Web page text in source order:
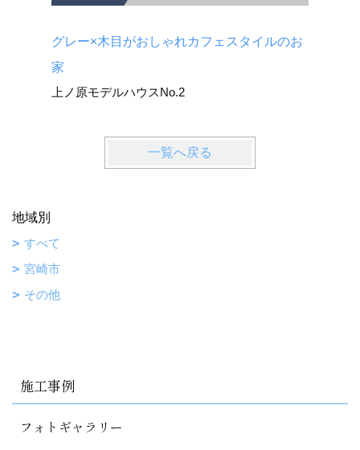
グレー×木目がおしゃれカフェスタイルのお
家
上ノ原モデルハウスNo.2
一覧へ戻る
地域別
すべて
宮崎市
その他
施工事例
フォトギャラリー